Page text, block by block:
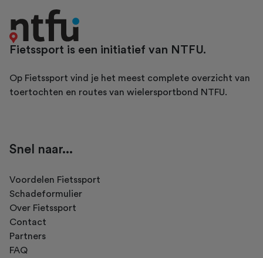
Fietssport is een initiatief van NTFU.
Op Fietssport vind je het meest complete overzicht van
toertochten en routes van wielersportbond NTFU.
Snel naar...
Voordelen Fietssport
Schadeformulier
Over Fietssport
Contact
Partners
FAQ